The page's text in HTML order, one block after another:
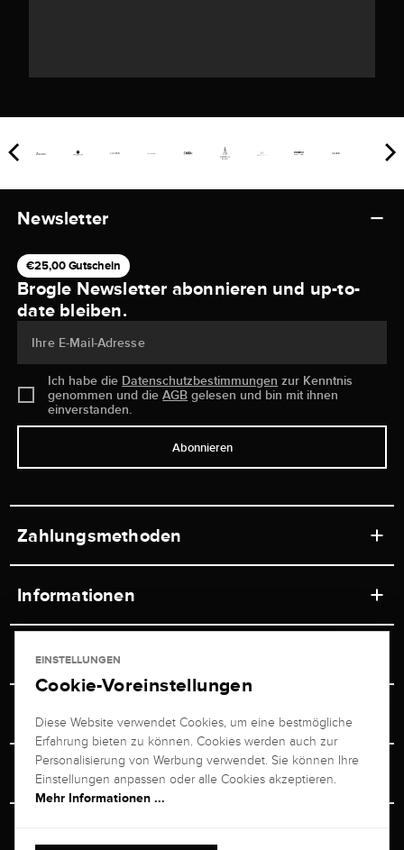
Newsletter
€25,00 Gutschein
Brogle Newsletter abonnieren und up-to-
date bleiben.
Ihre E-Mail-Adresse
Ich habe die Datenschutzbestimmungen zur Kenntnis
genommen und dieAGB gelesen und bin mit ihnen
einverstanden.
Abonnieren
Zahlungsmethoden
Informationen
Ladengeschäft
Versand & Zahlung
Ratgeber
Service
Newsletterabmeldung
Retouren-Service
Vertrag Widerrufen
Juwelier Brogle
Über uns
Unternehmen
Persönlicher Berater
EINSTELLUNGEN
Cookie-Voreinstellungen
Diese Website verwendet Cookies, um eine bestmögliche
Erfahrung bieten zu können. Cookies werden auch zur
Personalisierung von Werbung verwendet. Sie können Ihre
Einstellungen anpassen oder alle Cookies akzeptieren.
Mehr Informationen ...